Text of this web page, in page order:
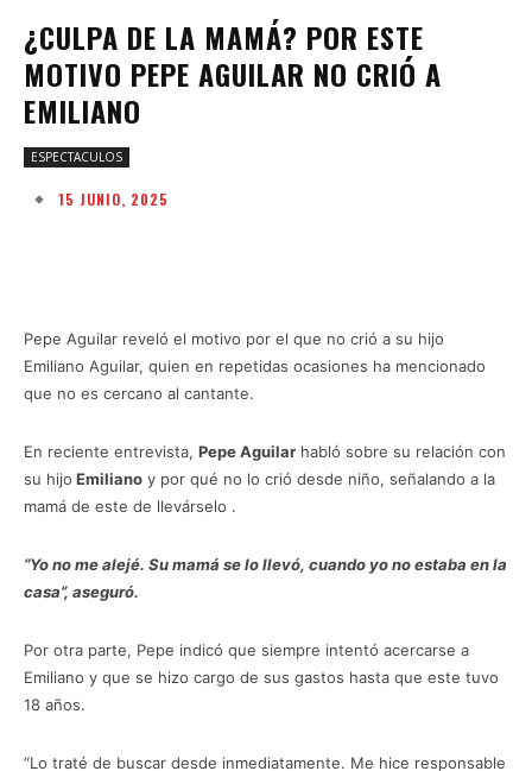
¿CULPA DE LA MAMÁ? POR ESTE
MOTIVO PEPE AGUILAR NO CRIÓ A
EMILIANO
ESPECTACULOS
15 JUNIO, 2025
Pepe Aguilar reveló el motivo por el que no crió a su hijo
Emiliano Aguilar, quien en repetidas ocasiones ha mencionado
que no es cercano al cantante.
En reciente entrevista, Pepe Aguilar habló sobre su relación con
su hijo Emiliano y por qué no lo crió desde niño, señalando a la
mamá de este de llevárselo .
“Yo no me alejé. Su mamá se lo llevó, cuando yo no estaba en la
casa”, aseguró.
Por otra parte, Pepe indicó que siempre intentó acercarse a
Emiliano y que se hizo cargo de sus gastos hasta que este tuvo
18 años.
“Lo traté de buscar desde inmediatamente. Me hice responsable